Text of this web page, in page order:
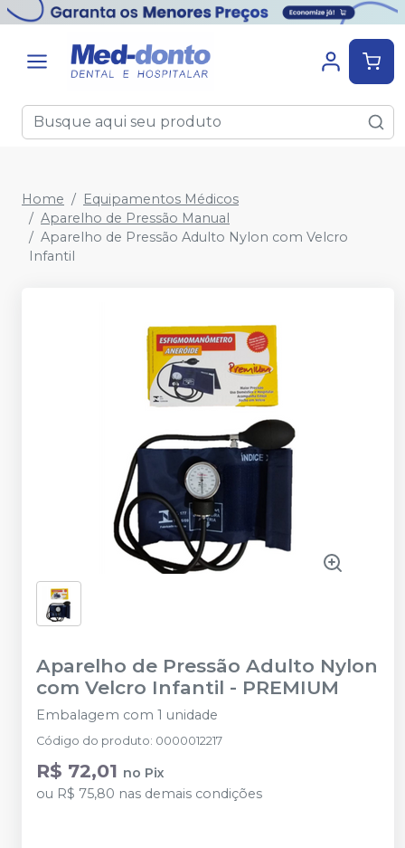
Home
Equipamentos Médicos
Aparelho de Pressão Manual
Aparelho de Pressão Adulto Nylon com Velcro
Infantil
Aparelho de Pressão Adulto Nylon
com Velcro Infantil - PREMIUM
Embalagem com 1 unidade
Código do produto: 0000012217
R$ 72,01 no Pix
ou R$ 75,80 nas demais condições